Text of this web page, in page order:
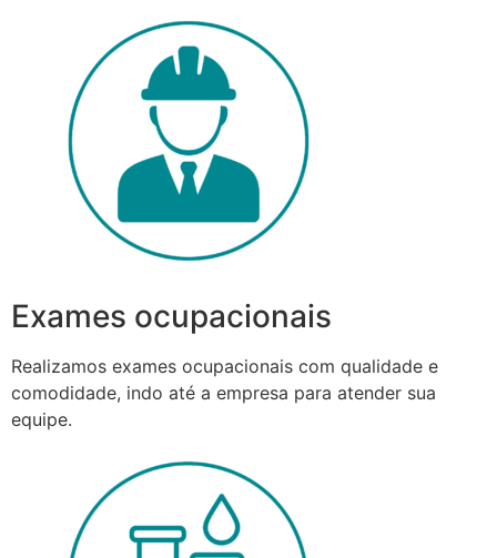
Exames ocupacionais
Realizamos exames ocupacionais com qualidade e
comodidade, indo até a empresa para atender sua
equipe.